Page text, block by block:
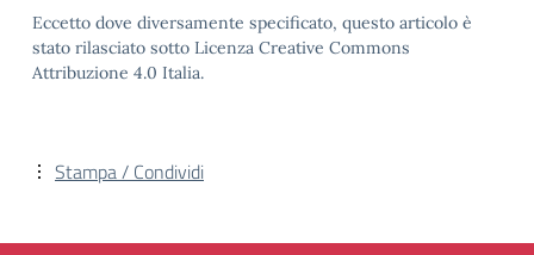
Eccetto dove diversamente specificato, questo articolo è
stato rilasciato sotto Licenza Creative Commons
Attribuzione 4.0 Italia.
Stampa / Condividi